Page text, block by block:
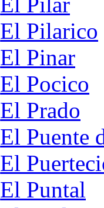
El Pilarico
El Pinar
El Pocico
El Prado
El Puente
El
El Puntal